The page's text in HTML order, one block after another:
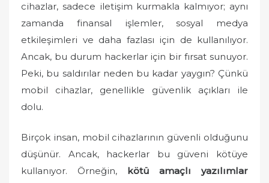
cihazlar, sadece iletişim kurmakla kalmıyor; aynı
zamanda finansal işlemler, sosyal medya
etkileşimleri ve daha fazlası için de kullanılıyor.
Ancak, bu durum hackerlar için bir fırsat sunuyor.
Peki, bu saldırılar neden bu kadar yaygın? Çünkü
mobil cihazlar, genellikle güvenlik açıkları ile
dolu.
Birçok insan, mobil cihazlarının güvenli olduğunu
düşünür. Ancak, hackerlar bu güveni kötüye
kullanıyor. Örneğin, kötü amaçlı yazılımlar